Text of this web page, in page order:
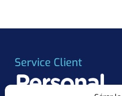
Service Client